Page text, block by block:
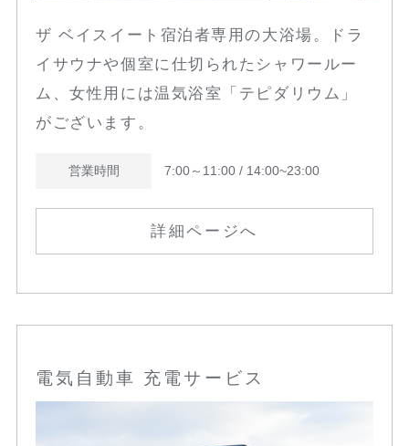
ザ ベイスイート宿泊者専用の大浴場。ドラ
イサウナや個室に仕切られたシャワールー
ム、女性用には温気浴室「テピダリウム」
がございます。
営業時間 7:00～11:00 / 14:00~23:00
詳細ページへ
電気自動車 充電サービス